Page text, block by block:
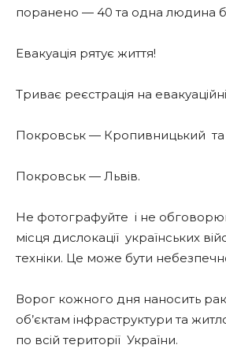
поранено — 40 та одна людина
Евакуація рятує життя!
Триває реєстрація на евакуаційні
Покровськ — Кропивницький та
Покровськ — Львів.
Не фотографуйте і не
місця дислокації українських
техніки. Це може бути
Ворог кожного дня наносить
об’єктам інфраструктури та
по всій території України.